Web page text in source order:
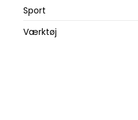
Sport
Værktøj